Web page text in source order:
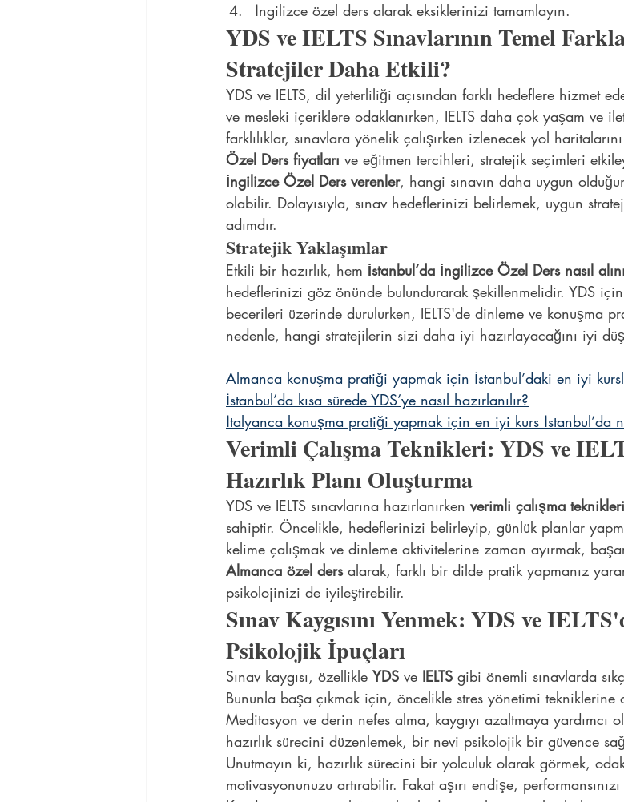
İngilizce özel ders alarak eksiklerinizi tamamlayın.
YDS ve IELTS Sınavlarının Temel
Stratejiler Daha Etkili?
YDS ve IELTS, dil yeterliliği açısından farklı hedeflere hizmet
ve mesleki içeriklere odaklanırken, IELTS daha çok yaşam ve
farklılıklar, sınavlara yönelik çalışırken izlenecek yol
Özel Ders fiyatları ve eğitmen tercihleri, stratejik seçimleri
İngilizce Özel Ders verenler, hangi sınavın daha uygun
olabilir. Dolayısıyla, sınav hedeflerinizi belirlemek, uygun
adımdır.
Stratejik Yaklaşımlar
Etkili bir hazırlık, hem İstanbul’da İngilizce Özel Ders nasıl
hedeflerinizi göz önünde bulundurarak şekillenmelidir. YDS
becerileri üzerinde durulurken, IELTS'de dinleme ve konuşma
nedenle, hangi stratejilerin sizi daha iyi hazırlayacağını iyi
Almanca konuşma pratiği yapmak için İstanbul’daki en iyi
İstanbul’da kısa sürede YDS’ye nasıl hazırlanılır?
İtalyanca konuşma pratiği yapmak için en iyi kurs İstanbul’da
Verimli Çalışma Teknikleri: YDS ve
Hazırlık Planı Oluşturma
YDS ve IELTS sınavlarına hazırlanırken verimli çalışma teknikleri
sahiptir. Öncelikle, hedeflerinizi belirleyip, günlük planlar
kelime çalışmak ve dinleme aktivitelerine zaman ayırmak,
Almanca özel ders alarak, farklı bir dilde pratik yapmanız
psikolojinizi de iyileştirebilir.
Sınav Kaygısını Yenmek: YDS ve
Psikolojik İpuçları
Sınav kaygısı, özellikle YDS ve IELTS gibi önemli sınavlarda
Bununla başa çıkmak için, öncelikle stres yönetimi tekniklerine
Meditasyon ve derin nefes alma, kaygıyı azaltmaya yardımcı
hazırlık sürecini düzenlemek, bir nevi psikolojik bir güvence
Unutmayın ki, hazırlık sürecini bir yolculuk olarak görmek,
motivasyonunuzu artırabilir. Fakat aşırı endişe,